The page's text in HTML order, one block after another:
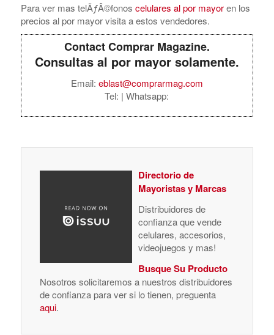
Para ver mas telÃƒÂ©fonos celulares al por mayoren los
precios al por mayor visita a estos vendedores.
Contact Comprar Magazine.
Consultas al por mayor solamente.
Email: eblast@comprarmag.com
Tel: | Whatsapp:
Directorio de
Mayoristas y Marcas
Distribuidores de
confianza que vende
celulares, accesorios,
videojuegos y mas!
Busque Su Producto
Nosotros solicitaremos a nuestros distribuidores
de confianza para ver si lo tienen, preguenta
aqui.